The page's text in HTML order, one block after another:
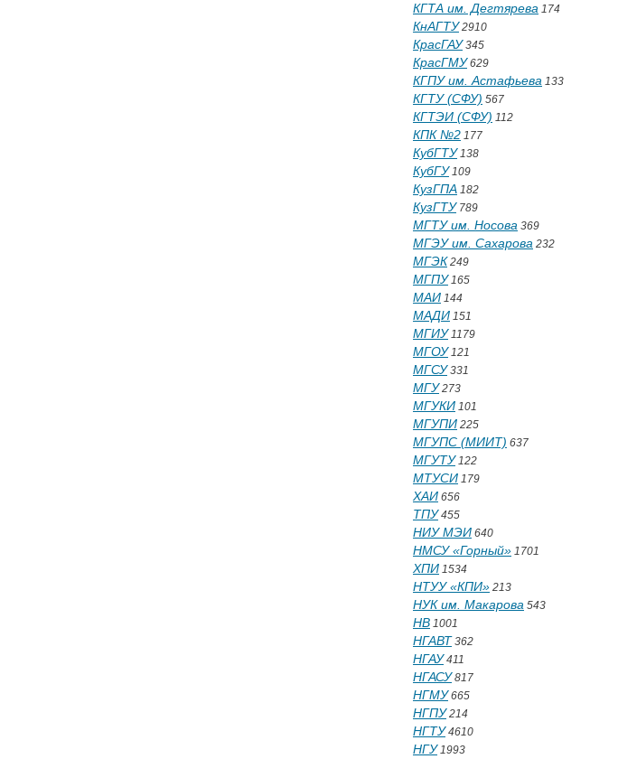
КГТА им. Дегтярева 174
КнАГТУ2910
КрасГАУ345
КрасГМУ629
КГПУ им. Астафьева 133
КГТУ (СФУ) 567
КГТЭИ (СФУ) 112
КПК №2 177
КубГТУ138
КубГУ109
КузГПА 182
КузГТУ789
МГТУ им. Носова 369
МГЭУ им. Сахарова 232
МГЭК 249
МГПУ165
МАИ 144
МАДИ 151
МГИУ1179
МГОУ121
МГСУ331
МГУ273
МГУКИ 101
МГУПИ 225
МГУПС (МИИТ) 637
МГУТУ122
МТУСИ 179
ХАИ 656
ТПУ455
НИУ МЭИ 640
НМСУ «Горный» 1701
ХПИ 1534
НТУУ «КПИ» 213
НУК им. Макарова 543
НВ 1001
НГАВТ 362
НГАУ411
НГАСУ817
НГМУ665
НГПУ214
НГТУ4610
НГУ1993